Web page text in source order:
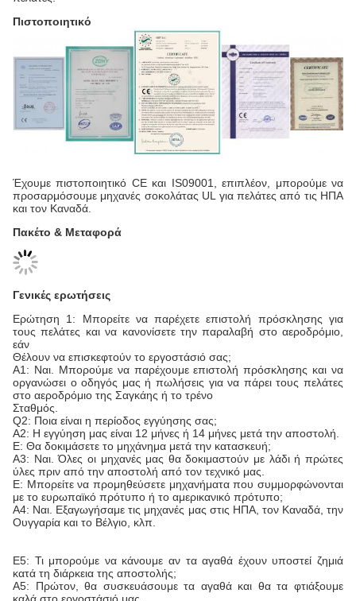
Πιστοποιητικό
Έχουμε πιστοποιητικό CE και IS09001, επιπλέον, μπορούμε να
προσαρμόσουμε μηχανές σοκολάτας UL για πελάτες από τις ΗΠΑ
και τον Καναδά.
Πακέτο & Μεταφορά
Γενικές ερωτήσεις
Ερώτηση 1: Μπορείτε να παρέχετε επιστολή πρόσκλησης για
τους πελάτες και να κανονίσετε την παραλαβή στο αεροδρόμιο,
εάν
Θέλουν να επισκεφτούν το εργοστάσιό σας;
Α1: Ναι. Μπορούμε να παρέχουμε επιστολή πρόσκλησης και να
οργανώσει ο οδηγός μας ή πωλήσεις για να πάρει τους πελάτες
στο αεροδρόμιο της Σαγκάης ή το τρένο
Σταθμός.
Q2: Ποια είναι η περίοδος εγγύησης σας;
Α2: Η εγγύηση μας είναι 12 μήνες ή 14 μήνες μετά την αποστολή.
Ε: Θα δοκιμάσετε το μηχάνημα μετά την κατασκευή;
Α3: Ναι. Όλες οι μηχανές μας θα δοκιμαστούν με λάδι ή πρώτες
ύλες πριν από την αποστολή από τον τεχνικό μας.
Ε: Μπορείτε να προμηθεύσετε μηχανήματα που συμμορφώνονται
με το ευρωπαϊκό πρότυπο ή το αμερικανικό πρότυπο;
Α4: Ναι. Εξαγωγήσαμε τις μηχανές μας στις ΗΠΑ, τον Καναδά, την
Ουγγαρία και το Βέλγιο, κλπ.
Ε5: Τι μπορούμε να κάνουμε αν τα αγαθά έχουν υποστεί ζημιά
κατά τη διάρκεια της αποστολής;
Α5: Πρώτον, θα συσκευάσουμε τα αγαθά και θα τα φτιάξουμε
καλά στο εργοστάσιό μας.